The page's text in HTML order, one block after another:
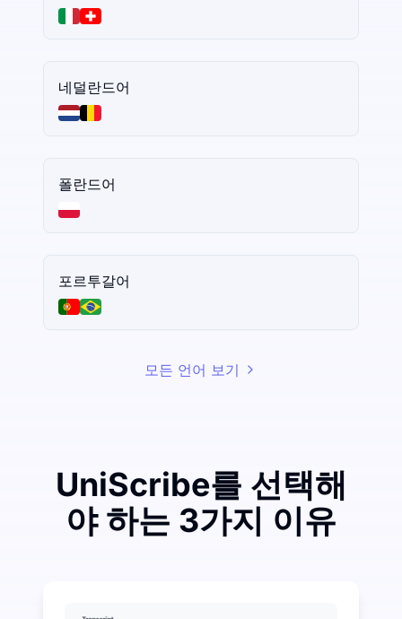
네덜란드어
폴란드어
포르투갈어
모든 언어 보기
UniScribe를 선택해
야 하는 3가지 이유
UniScribe는 매달 120분의 무료 전사 서비스를 제공